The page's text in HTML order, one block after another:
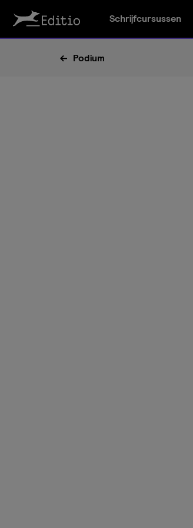
Schrijfcursussen
Podium